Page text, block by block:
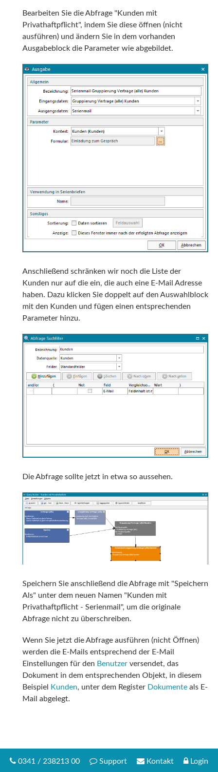
Bearbeiten Sie die Abfrage "Kunden mit
Privathaftpflicht", indem Sie diese öffnen (nicht
ausführen) und ändern Sie in dem vorhanden
Ausgabeblock die Parameter wie abgebildet.
Anschließend schränken wir noch die Liste der
Kunden nur auf die ein, die auch eine E-Mail Adresse
haben. Dazu klicken Sie doppelt auf den Auswahlblock
mit den Kunden und fügen einen entsprechenden
Parameter hinzu.
Die Abfrage sollte jetzt in etwa so aussehen.
Speichern Sie anschließend die Abfrage mit "Speichern
Als" unter dem neuen Namen "Kunden mit
Privathaftpflicht - Serienmail", um die originale
Abfrage nicht zu überschreiben.
Wenn Sie jetzt die Abfrage ausführen (nicht Öffnen)
werden die E-Mails entsprechend der E-Mail
Einstellungen für den Benutzer versendet, das
Dokument in dem entsprechenden Objekt, in diesem
Beispiel
Kunden, unter dem Register Dokumente als E-
Mail abgelegt.
0341 / 238213 00 Support Kontakt Login